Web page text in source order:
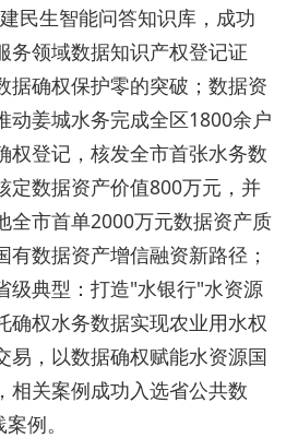
民生智能问答知识库，成功
务领域数据知识产权登记证
据确权保护零的突破；数据资
动姜城水务完成全区1800余户
权登记，核发全市首张水务数
定数据资产价值800万元，并
全市首单2000万元数据资产质
数据资产增信融资新路径；
级典型：打造"水银行"水资源
确权水务数据实现农业用水权
易，以数据确权赋能水资源国
相关案例成功入选省公共数
例。